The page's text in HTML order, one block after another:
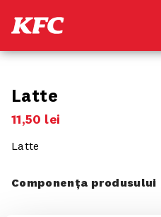
Latte
11,50 lei
Latte
Componența produsului